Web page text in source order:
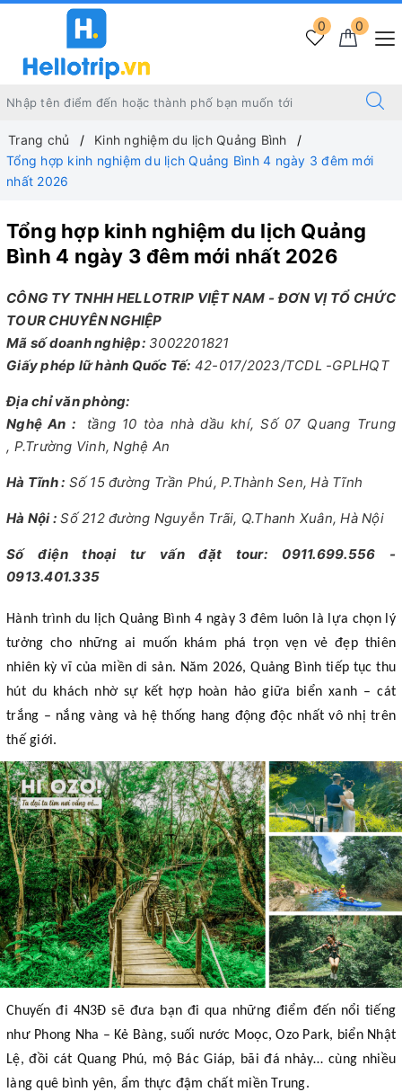
0
0
Trang chủ
Kinh nghiệm du lịch Quảng Bình
Tổng hợp kinh nghiệm du lịch Quảng Bình 4 ngày 3 đêm mới
nhất 2026
Tổng hợp kinh nghiệm du lịch Quảng
Bình 4 ngày 3 đêm mới nhất 2026
CÔNG TY TNHH HELLOTRIP VIỆT NAM - ĐƠN VỊ TỔ CHỨC
TOUR CHUYÊN NGHIỆP
Mã số doanh nghiệp:3002201821
Giấy phép lữ hành Quốc Tế: 42-017/2023/TCDL -GPLHQT
Địa chỉ văn phòng:
Nghệ An :
tầng 10 tòa nhà dầu khí, Số 07 Quang Trung
, P.Trường Vinh, Nghệ An
Hà Tĩnh : Số 15 đường Trần Phú, P.Thành Sen, Hà Tĩnh
Hà Nội : Số 212 đường Nguyễn Trãi, Q.Thanh Xuân, Hà Nội
Số điện thoại tư vấn đặt tour:
0911.699.556 -
0913.401.335
Hành trình du lịch Quảng Bình 4 ngày 3 đêm luôn là lựa chọn lý
tưởng cho những ai muốn khám phá trọn vẹn vẻ đẹp thiên
nhiên kỳ vĩ của miền di sản. Năm 2026, Quảng Bình tiếp tục thu
hút du khách nhờ sự kết hợp hoàn hảo giữa biển xanh – cát
trắng – nắng vàng và hệ thống hang động độc nhất vô nhị trên
thế giới.
Chuyến đi 4N3Đ sẽ đưa bạn đi qua những điểm đến nổi tiếng
như Phong Nha – Kẻ Bàng, suối nước Moọc, Ozo Park, biển Nhật
Lệ, đồi cát Quang Phú, mộ Bác Giáp, bãi đá nhảy… cùng nhiều
làng quê bình yên, ẩm thực đậm chất miền Trung.